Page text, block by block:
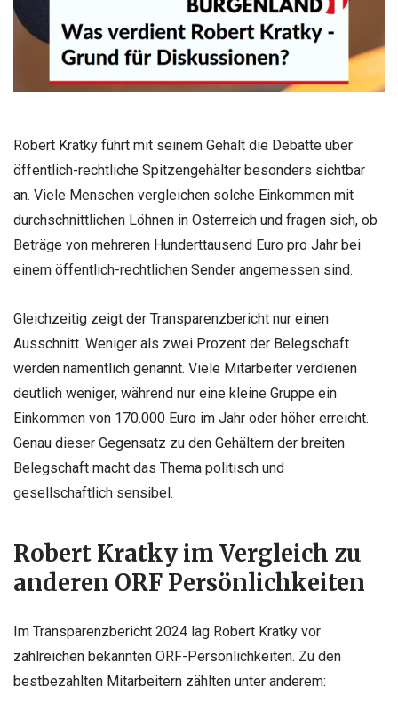
Robert Kratky führt mit seinem Gehalt die Debatte über
öffentlich-rechtliche Spitzengehälter besonders sichtbar
an. Viele Menschen vergleichen solche Einkommen mit
durchschnittlichen Löhnen in Österreich und fragen sich, ob
Beträge von mehreren Hunderttausend Euro pro Jahr bei
einem öffentlich-rechtlichen Sender angemessen sind.
Gleichzeitig zeigt der Transparenzbericht nur einen
Ausschnitt. Weniger als zwei Prozent der Belegschaft
werden namentlich genannt. Viele Mitarbeiter verdienen
deutlich weniger, während nur eine kleine Gruppe ein
Einkommen von 170.000 Euro im Jahr oder höher erreicht.
Genau dieser Gegensatz zu den Gehältern der breiten
Belegschaft macht das Thema politisch und
gesellschaftlich sensibel.
Robert Kratky im Vergleich zu
anderen ORF Persönlichkeiten
Im Transparenzbericht 2024 lag Robert Kratky vor
zahlreichen bekannten ORF-Persönlichkeiten. Zu den
bestbezahlten Mitarbeitern zählten unter anderem: